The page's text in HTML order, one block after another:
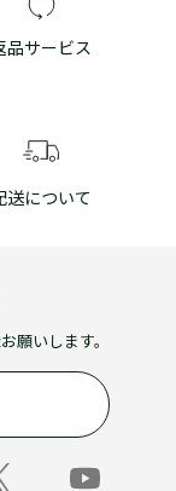
品サービス
送について
願いします。